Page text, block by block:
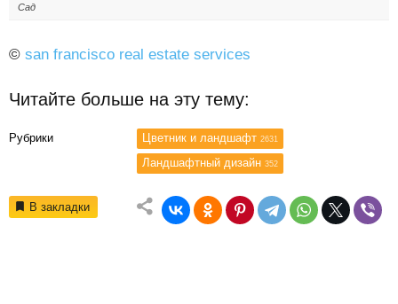
Сад
© san francisco real estate services
Читайте больше на эту тему:
Рубрики Цветник и ландшафт 2631
Ландшафтный дизайн 352
В закладки